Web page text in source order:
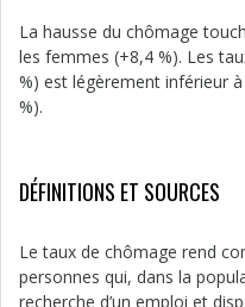
La hausse du chômage
les femmes (+8,4 %). Les
%) est légèrement inférieur
%).
DÉFINITIONS ET SOURCES
Le taux de chômage rend
personnes qui, dans la
recherche d’un emploi et